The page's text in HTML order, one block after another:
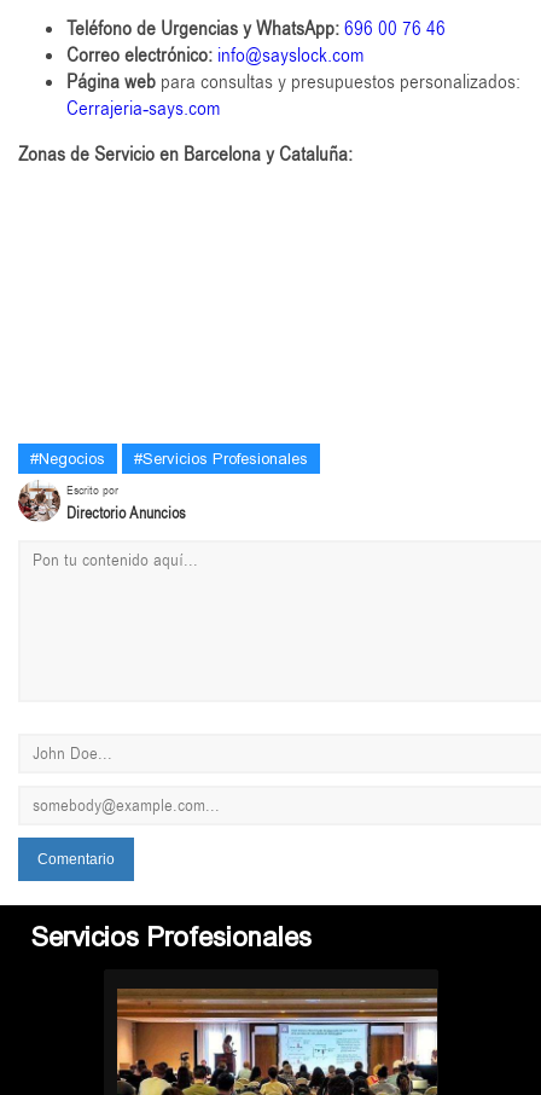
Teléfono de Urgencias y WhatsApp:696 00 76 46
Correo electrónico: info@sayslock.com
Página web para consultas y presupuestos personalizados:
Cerrajeria-says.com
Zonas de Servicio en Barcelona y Cataluña:
#Negocios #Servicios Profesionales
Escrito por
Directorio Anuncios
Servicios Profesionales